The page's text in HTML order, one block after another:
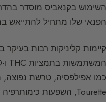
הפנאי שלו מתחיל להתייאש
קיימות קליניקות רבות
Tourette, השפעות כימותרפיה וכד’.